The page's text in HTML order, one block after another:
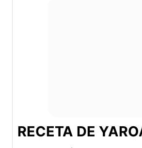
RECETA DE